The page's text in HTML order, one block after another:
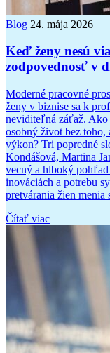
Blog 24. mája 2026
Keď ženy nesú
zodpovednosť v
Moderné pracovné
ženy v biznise sa k
neviditeľná záťaž. Ako
osobný život bez toho,
výkon? Tri popredné
Kondášová, Martina
vecný a hlboký pohľad
inováciách a potrebu
pretvárania žien menia
Čítať viac